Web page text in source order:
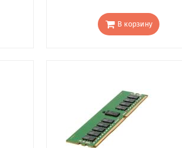
В корзину